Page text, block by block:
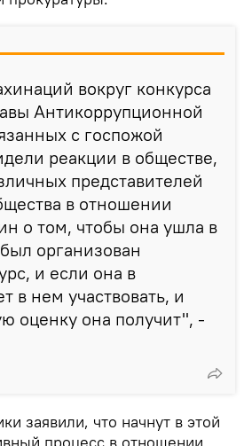
вокруг конкурса
Антикоррупционной
с госпожой
реакции в обществе,
представителей
в отношении
о том, чтобы она ушла в
организован
и если она в
в нем участвовать, и
оценку она получит", -
заявили, что начнут в этой
процесс в отношении